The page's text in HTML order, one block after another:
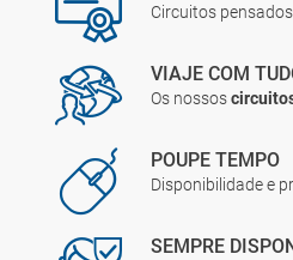
Circuitos
VIAJE COM
Os nossos
POUPE TEMPO
Disponibilidade e
SEMPRE